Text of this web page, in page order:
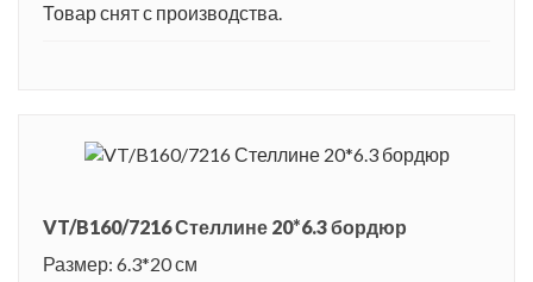
Товар снят с производства.
VT/B160/7216 Стеллине 20*6.3 бордюр
Размер: 6.3*20 см